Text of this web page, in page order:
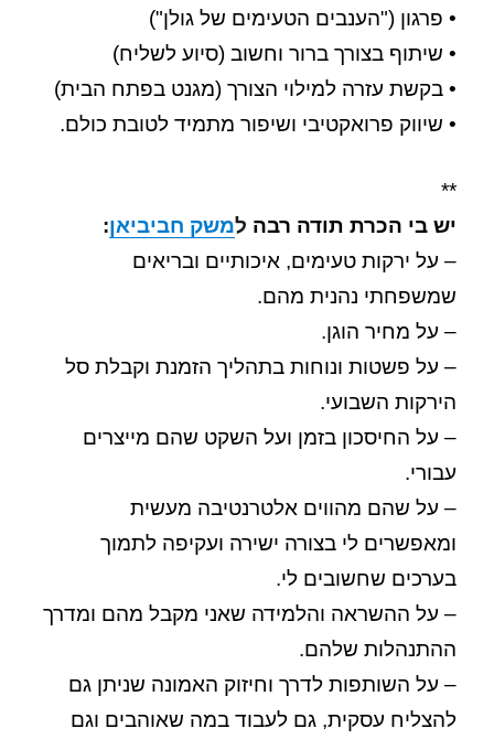
• פרגון ("הענבים הטעימים של גולן")
• שיתוף בצורך ברור וחשוב (סיוע לשליח)
• בקשת עזרה למילוי הצורך (מגנט בפתח הבית)
• שיווק פרואקטיבי ושיפור מתמיד לטובת כולם.
**
יש בי הכרת תודה רבה למשק חביביאן:
– על ירקות טעימים, איכותיים ובריאים
שמשפחתי נהנית מהם.
– על מחיר הוגן.
– על פשטות ונוחות בתהליך הזמנת וקבלת סל
הירקות השבועי.
– על החיסכון בזמן ועל השקט שהם מייצרים
עבורי.
– על שהם מהווים אלטרנטיבה מעשית
ומאפשרים לי בצורה ישירה ועקיפה לתמוך
בערכים שחשובים לי.
– על ההשראה והלמידה שאני מקבל מהם ומדרך
ההתנהלות שלהם.
– על השותפות לדרך וחיזוק האמונה שניתן גם
להצליח עסקית, גם לעבוד במה שאוהבים וגם